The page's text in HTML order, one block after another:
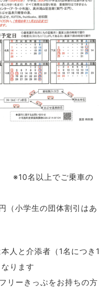
名以上でご乗車の
生の団体割引はあ
人と介添者（1名につき1
ります
リーきっぷをお持ちの方